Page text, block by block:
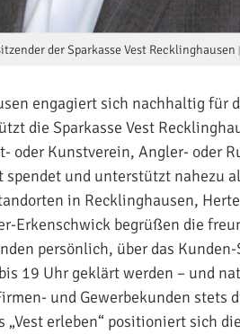
der Sparkasse Vest Recklinghausen
engagiert sich nachhaltig für
die Sparkasse Vest
oder Kunstverein, Angler- oder
spendet und unterstützt nahezu
in Recklinghausen,
Erkenschwick begrüßen die
persönlich, über das
19 Uhr geklärt werden – und
und Gewerbekunden stets
„Vest erleben“ positioniert sich